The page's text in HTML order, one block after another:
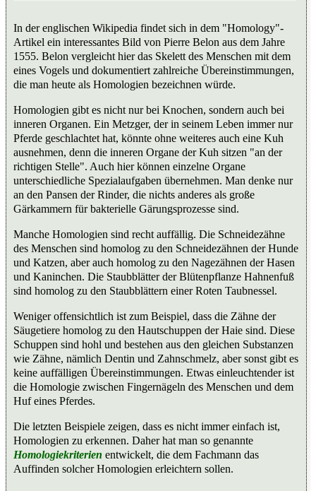
In der englischen Wikipedia findet sich in dem "Homology"-
Artikel ein interessantes Bild von Pierre Belon aus dem Jahre
1555. Belon vergleicht hier das Skelett des Menschen mit dem
eines Vogels und dokumentiert zahlreiche Übereinstimmungen,
die man heute als Homologien bezeichnen würde.
Homologien gibt es nicht nur bei Knochen, sondern auch bei
inneren Organen. Ein Metzger, der in seinem Leben immer nur
Pferde geschlachtet hat, könnte ohne weiteres auch eine Kuh
ausnehmen, denn die inneren Organe der Kuh sitzen "an der
richtigen Stelle". Auch hier können einzelne Organe
unterschiedliche Spezialaufgaben übernehmen. Man denke nur
an den Pansen der Rinder, die nichts anderes als große
Gärkammern für bakterielle Gärungsprozesse sind.
Manche Homologien sind recht auffällig. Die Schneidezähne
des Menschen sind homolog zu den Schneidezähnen der Hunde
und Katzen, aber auch homolog zu den Nagezähnen der Hasen
und Kaninchen. Die Staubblätter der Blütenpflanze Hahnenfuß
sind homolog zu den Staubblättern einer Roten Taubnessel.
Weniger offensichtlich ist zum Beispiel, dass die Zähne der
Säugetiere homolog zu den Hautschuppen der Haie sind. Diese
Schuppen sind hohl und bestehen aus den gleichen Substanzen
wie Zähne, nämlich Dentin und Zahnschmelz, aber sonst gibt es
keine auffälligen Übereinstimmungen. Etwas einleuchtender ist
die Homologie zwischen Fingernägeln des Menschen und dem
Huf eines Pferdes.
Die letzten Beispiele zeigen, dass es nicht immer einfach ist,
Homologien zu erkennen. Daher hat man so genannte
Homologiekriterien entwickelt, die dem Fachmann das
Auffinden solcher Homologien erleichtern sollen.